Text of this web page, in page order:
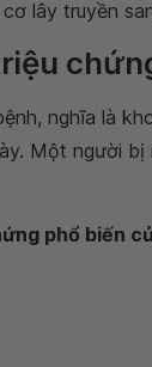
lây truyền
nghĩa là
Một người
phổ biến